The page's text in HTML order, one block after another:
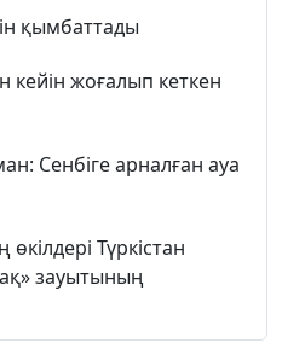
қымбаттады
кейін жоғалып кеткен
Сенбіге арналған ауа
Түркістан
зауытының